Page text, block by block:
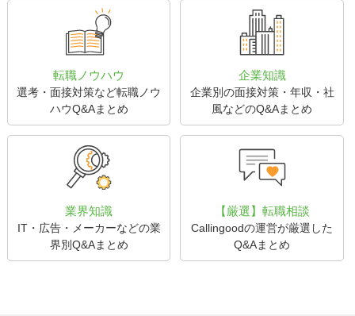
転職ノウハウ
選考・面接対策など転職ノウ
ハウQ&Aまとめ
企業知識
企業別の面接対策・年収・社
風などのQ&Aまとめ
業界知識
IT・広告・メーカーなどの業
界別Q&Aまとめ
【厳選】転職相談
Callingoodの運営が厳選した
Q&Aまとめ